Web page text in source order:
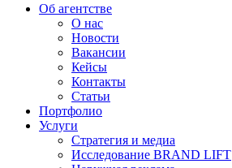
Об агентстве
О нас
Новости
Вакансии
Кейсы
Контакты
Статьи
Портфолио
Услуги
Стратегия и медиа
Исследование BRAND LIFT